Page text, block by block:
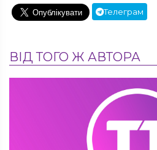
Телеграм
ВІД ТОГО Ж АВТОРА